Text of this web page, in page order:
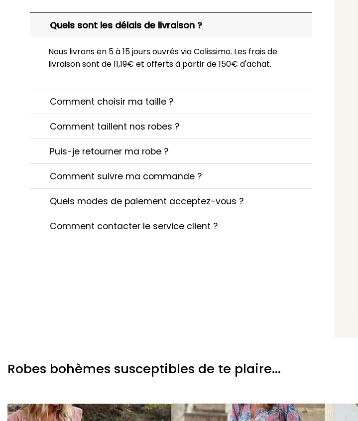
Quels sont les délais de livraison ?
Nous livrons en 5 à 15 jours ouvrés via Colissimo. Les frais de
livraison sont de 11,19€ et offerts à partir de 150€ d'achat.
Comment choisir ma taille ?
Comment taillent nos robes ?
Puis-je retourner ma robe ?
Comment suivre ma commande ?
Quels modes de paiement acceptez-vous ?
Comment contacter le service client ?
Robes bohèmes susceptibles de te plaire...